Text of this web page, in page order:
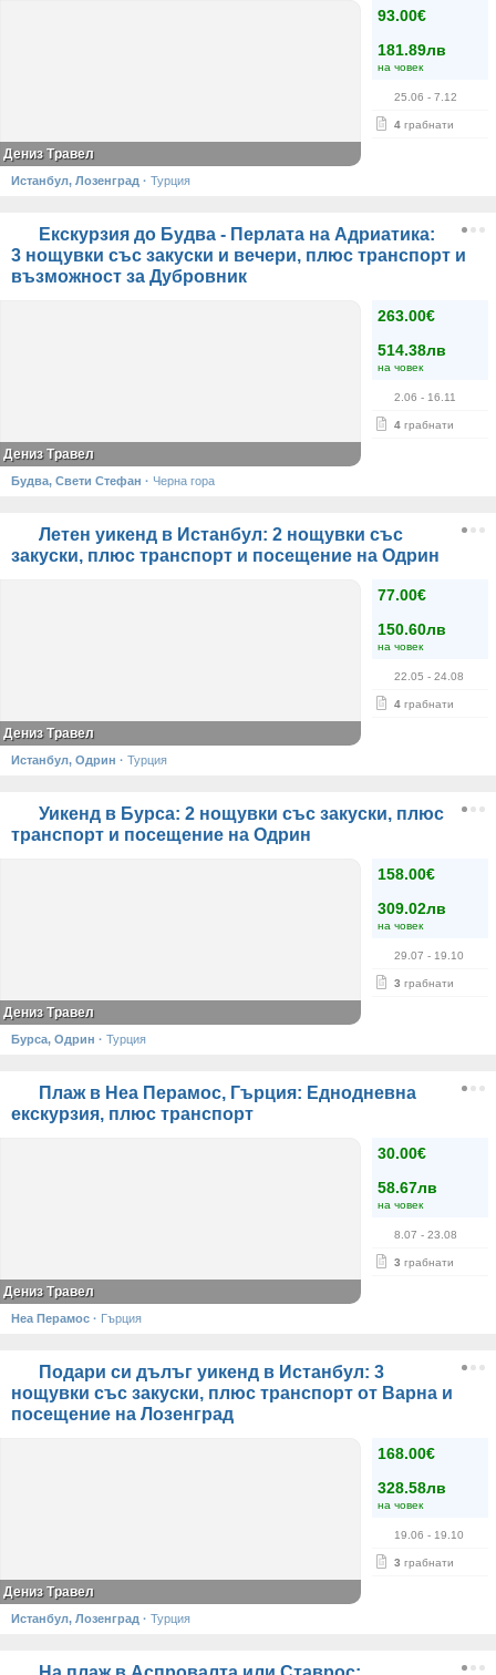
93.00€
181.89лв
на човек
25.06 - 7.12
4 грабнати
Дениз Травел
Истанбул, Лозенград · Турция
Екскурзия до Будва - Перлата на Адриатика:
3 нощувки със закуски и вечери, плюс транспорт и
възможност за Дубровник
263.00€
514.38лв
на човек
2.06 - 16.11
4 грабнати
Дениз Травел
Будва, Свети Стефан · Черна гора
Летен уикенд в Истанбул: 2 нощувки със
закуски, плюс транспорт и посещение на Одрин
77.00€
150.60лв
на човек
22.05 - 24.08
4 грабнати
Дениз Травел
Истанбул, Одрин · Турция
Уикенд в Бурса: 2 нощувки със закуски, плюс
транспорт и посещение на Одрин
158.00€
309.02лв
на човек
29.07 - 19.10
3 грабнати
Дениз Травел
Бурса, Одрин · Турция
Плаж в Неа Перамос, Гърция: Еднодневна
екскурзия, плюс транспорт
30.00€
58.67лв
на човек
8.07 - 23.08
3 грабнати
Дениз Травел
Неа Перамос · Гърция
Подари си дълъг уикенд в Истанбул: 3
нощувки със закуски, плюс транспорт от Варна и
посещение на Лозенград
168.00€
328.58лв
на човек
19.06 - 19.10
3 грабнати
Дениз Травел
Истанбул, Лозенград · Турция